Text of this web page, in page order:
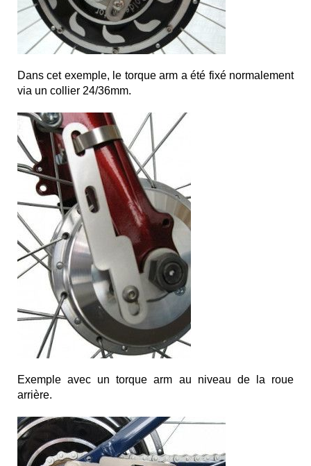
Dans cet exemple, le torque arm a été fixé normalement
via un collier 24/36mm.
Exemple avec un torque arm au niveau de la roue
arrière.